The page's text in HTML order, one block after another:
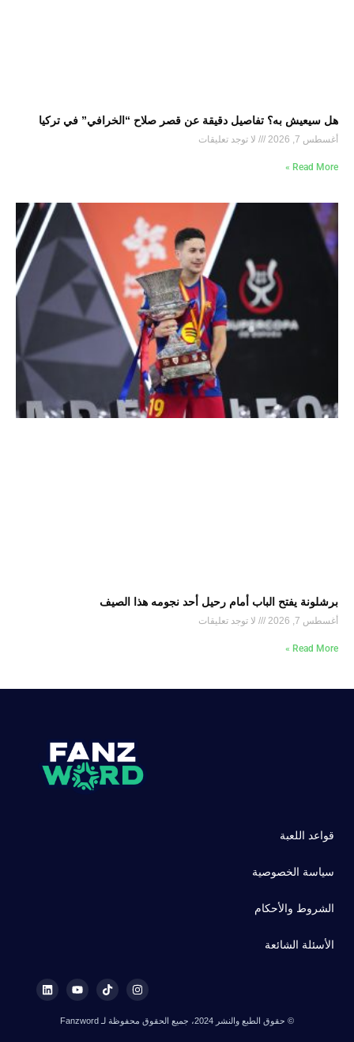
هل سيعيش به؟ تفاصيل دقيقة عن قصر صلاح “الخرافي” في تركيا
أغسطس 7, 2026 لا توجد تعليقات
Read More »
برشلونة يفتح الباب أمام رحيل أحد نجومه هذا الصيف
أغسطس 7, 2026 لا توجد تعليقات
Read More »
قواعد اللعبة
سياسة الخصوصية
الشروط والأحكام
الأسئلة الشائعة
© حقوق الطبع والنشر 2024، جميع الحقوق محفوظة لـ Fanzword